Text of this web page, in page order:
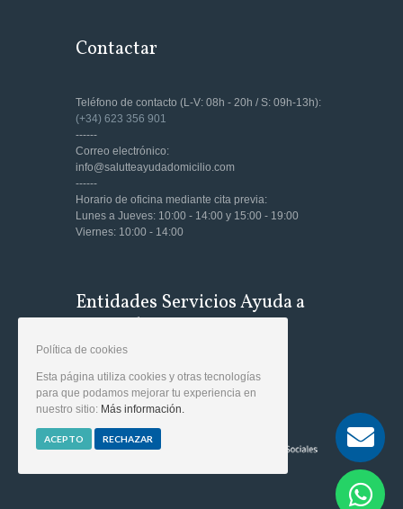
Contactar
Teléfono de contacto (L-V: 08h - 20h / S: 09h-13h):
(+34) 623 356 901
------
Correo electrónico:
info@salutteayudadomicilio.com
------
Horario de oficina mediante cita previa:
Lunes a Jueves: 10:00 - 14:00 y 15:00 - 19:00
Viernes: 10:00 - 14:00
Entidades Servicios Ayuda a
Domicilio
Empresa Acreditada n° 0599/20
Política de cookies
Esta página utiliza cookies y otras tecnologías
para que podamos mejorar tu experiencia en
nuestro sitio: Más información.
ACEPTO RECHAZAR